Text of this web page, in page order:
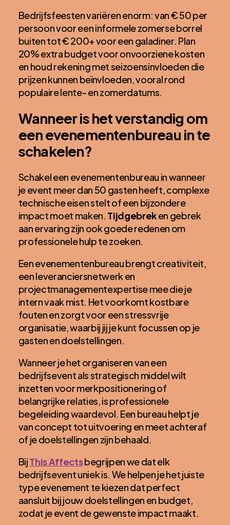
Bedrijfsfeesten variëren enorm: van € 50 per
persoon voor een informele zomerse borrel
buiten tot € 200+ voor een galadiner. Plan
20% extra budget voor onvoorziene kosten
en houd rekening met seizoensinvloeden die
prijzen kunnen beïnvloeden, vooral rond
populaire lente- en zomerdatums.
Wanneer is het verstandig om
een evenementenbureau in te
schakelen?
Schakel een evenementenbureau in wanneer
je event meer dan 50 gasten heeft, complexe
technische eisen stelt of een bijzondere
impact moet maken. Tijdgebreken gebrek
aan ervaring zijn ook goede redenen om
professionele hulp te zoeken.
Een evenementenbureau brengt creativiteit,
een leveranciersnetwerk en
projectmanagementexpertise mee die je
intern vaak mist. Het voorkomt kostbare
fouten en zorgt voor een stressvrije
organisatie, waarbij jij je kunt focussen op je
gasten en doelstellingen.
Wanneer je het organiseren van een
bedrijfsevent als strategisch middel wilt
inzetten voor merkpositionering of
belangrijke relaties, is professionele
begeleiding waardevol. Een bureau helpt je
van concept tot uitvoering en meet achteraf
of je doelstellingen zijn behaald.
BijThis Affectsbegrijpen we dat elk
bedrijfsevent uniek is. We helpen je het juiste
type evenement te kiezen dat perfect
aansluit bij jouw doelstellingen en budget,
zodat je event de gewenste impact maakt.